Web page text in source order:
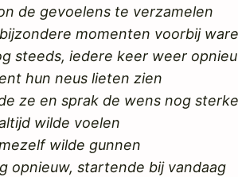
de gevoelens te verzamelen
momenten voorbij
steeds, iedere keer weer
hun neus lieten zien
ze en sprak de wens nog
wilde voelen
wilde gunnen
opnieuw, startende bij vandaag